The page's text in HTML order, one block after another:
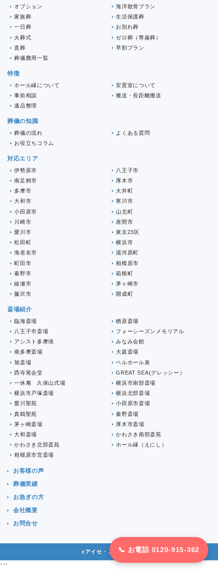
📞 お電話 0120-915-362
オプション
海洋散骨プラン
家族葬
生活保護葬
一日葬
お別れ葬
火葬式
ゼロ葬（尊厳葬）
直葬
早割プラン
葬儀費用一覧
特徴
ホール縁について
安置室について
事前相談
搬送・長距離搬送
遺品整理
葬儀の知識
葬儀の流れ
よくある質問
お役立ちコラム
対応エリア
伊勢原市
八王子市
南足柄市
厚木市
多摩市
大井町
大和市
寒川市
小田原市
山北町
川崎市
座間市
愛川市
東京23区
松田町
横浜市
海老名市
湯河原町
町田市
相模原市
秦野市
箱根町
綾瀬市
茅ヶ崎市
藤沢市
開成町
斎場紹介
臨海斎場
楢原斎場
八王子市斎場
フォーシーズンメモリアル
アシスト多摩境
みなみ会館
南多摩斎場
大庭斎場
旭斎場
ベルホール泉
西寺尾会堂
GREAT SEA(グレッシー）
一休庵 久保山式場
横浜市南部斎場
横浜市戸塚斎場
横浜北部斎場
愛川聖苑
小田原市斎場
真鶴聖苑
秦野斎場
茅ヶ崎斎場
厚木市斎場
大和斎場
かわさき南部斎苑
かわさき北部斎苑
ホール縁（えにし）
相模原市営斎場
お客様の声
葬儀実績
お急ぎの方
会社概要
お問合せ
cアイセ・メモリアル
```